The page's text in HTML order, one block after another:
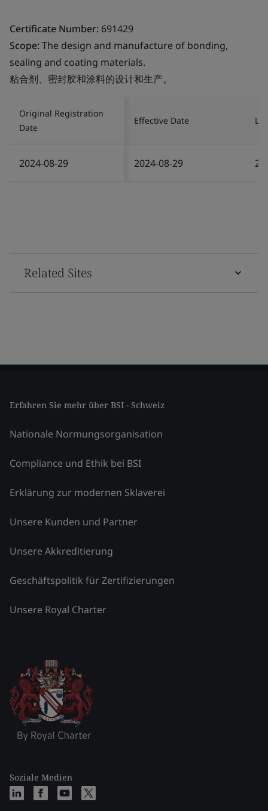
Certificate Number: 691429
Scope:The design and manufacture of bonding,
sealing and coating materials.
粘合剂、密封胶和涂料的设计和生产。
Original Registration
Date
Effective Date
2024-08-29 2024-08-29
Related Sites
Erfahren Sie mehr über BSI - Schweiz
Nationale Normungsorganisation
Compliance und Ethik bei BSI
Erklärung zur modernen Sklaverei
Unsere Kunden und Partner
Unsere Akkreditierung
Geschäftspolitik für Zertifizierungen
Unsere Royal Charter
Soziale Medien